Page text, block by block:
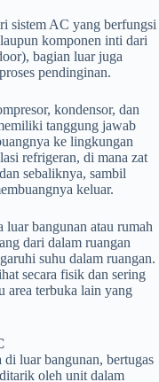
sistem AC yang berfungsi
komponen inti dari
bagian luar juga
pendinginan.
kondensor, dan
tanggung jawab
ke lingkungan
refrigeran, di mana zat
sebaliknya, sambil
keluar.
bangunan atau rumah
dari dalam ruangan
suhu dalam ruangan.
secara fisik dan sering
area terbuka lain yang
luar bangunan, bertugas
oleh unit dalam